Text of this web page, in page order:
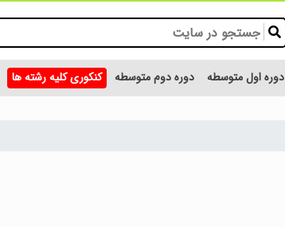
دوره اول متوسطه دوره دوم متوسطه کنکوری کلیه رشته ها